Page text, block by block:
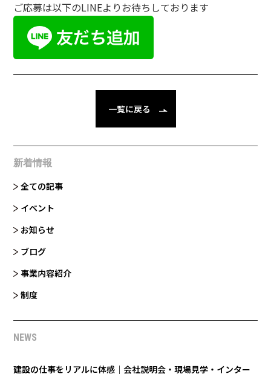
ご応募は以下のLINEよりお待ちしております
一覧に戻る
新着情報
全ての記事
イベント
お知らせ
ブログ
事業内容紹介
制度
NEWS
建設の仕事をリアルに体感｜会社説明会・現場見学・インター